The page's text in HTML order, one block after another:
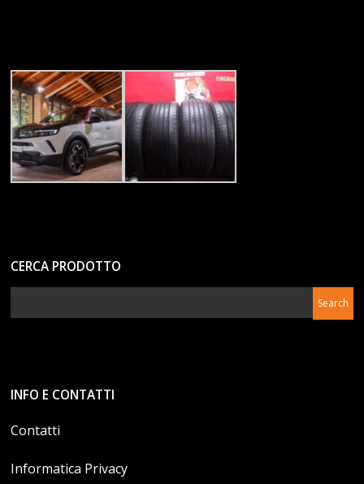
CERCA PRODOTTO
INFO E CONTATTI
Contatti
Informatica Privacy